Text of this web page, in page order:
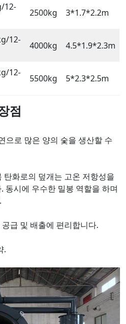
12-
2500kg 3*1.7*2.2m
12-
4000kg 4.5*1.9*2.3m
12-
5500kg 5*2.3*2.5m
점
으로 많은 양의 숯을 생산할 수
탄화로의 덮개는 고온 저항성을
동시에 우수한 밀봉 역할을 하며
급 및 배출에 편리합니다.
.